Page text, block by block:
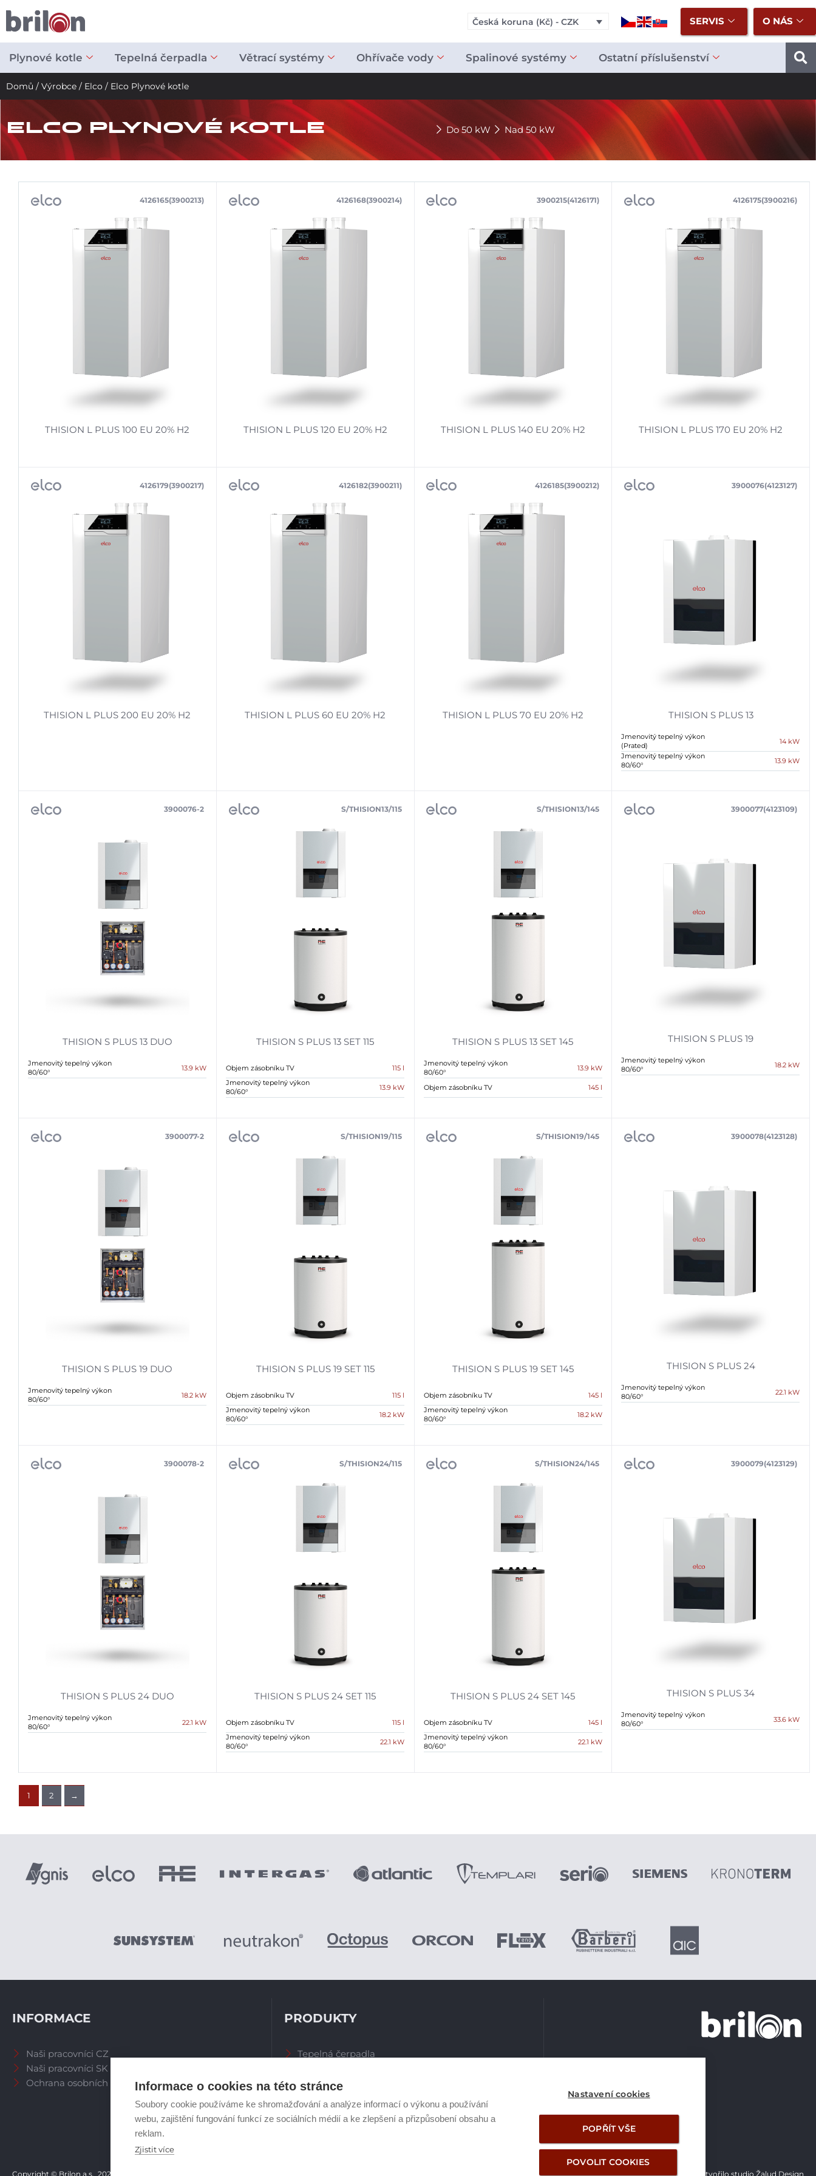
Informace o cookies na této stránce
Soubory cookie používáme ke shromažďování a analýze informací o výkonu a používání
webu, zajištění fungování funkcí ze sociálních médií a ke zlepšení a přizpůsobení obsahu a
reklam.
Zjistit více
Nastavení cookies
POPŘÍT VŠE
POVOLIT COOKIES
obsah
Česká koruna (Kč) - CZK SERVIS O NÁS
Plynové kotle Tepelná čerpadla Větrací systémy Ohřívače vody Spalinové systémy Ostatní příslušenství
Domů / Výrobce / Elco / Elco Plynové kotle
ELCO PLYNOVÉ KOTLE Do 50 kW Nad 50 kW
THISION L PLUS 100 EU 20% H2
4126165(3900213)
THISION L PLUS 120 EU 20% H2
4126168(3900214)
THISION L PLUS 140 EU 20% H2
3900215(4126171)
THISION L PLUS 170 EU 20% H2
4126175(3900216)
THISION L PLUS 200 EU 20% H2
4126179(3900217)
THISION L PLUS 60 EU 20% H2
4126182(3900211)
THISION L PLUS 70 EU 20% H2
4126185(3900212)
THISION S PLUS 13
3900076(4123127)
Jmenovitý tepelný výkon
(Prated)
14 kW
Jmenovitý tepelný výkon
80/60°
13.9 kW
THISION S PLUS 13 DUO
3900076-2
Jmenovitý tepelný výkon
80/60°
13.9 kW
THISION S PLUS 13 SET 115
S/THISION13/115
Objem zásobníku TV
115 l
Jmenovitý tepelný výkon
80/60°
13.9 kW
THISION S PLUS 13 SET 145
S/THISION13/145
Jmenovitý tepelný výkon
80/60°
13.9 kW
Objem zásobníku TV 145 l
THISION S PLUS 19
3900077(4123109)
Jmenovitý tepelný výkon
80/60°
18.2 kW
THISION S PLUS 19 DUO
3900077-2
Jmenovitý tepelný výkon
80/60°
18.2 kW
THISION S PLUS 19 SET 115
S/THISION19/115
Objem zásobníku TV
115 l
Jmenovitý tepelný výkon
80/60°
18.2 kW
THISION S PLUS 19 SET 145
S/THISION19/145
Objem zásobníku TV
145 l
Jmenovitý tepelný výkon
80/60°
18.2 kW
THISION S PLUS 24
3900078(4123128)
Jmenovitý tepelný výkon
80/60°
22.1 kW
THISION S PLUS 24 DUO
3900078-2
Jmenovitý tepelný výkon
80/60°
22.1 kW
THISION S PLUS 24 SET 115
S/THISION24/115
Objem zásobníku TV
115 l
Jmenovitý tepelný výkon
80/60°
22.1 kW
THISION S PLUS 24 SET 145
S/THISION24/145
Objem zásobníku TV
145 l
Jmenovitý tepelný výkon
80/60°
22.1 kW
THISION S PLUS 34
3900079(4123129)
Jmenovitý tepelný výkon
80/60°
33.6 kW
1 2 →
INFORMACE
Naši pracovníci CZ
Naši pracovníci SK
Ochrana osobních údajů
PRODUKTY
Tepelná čerpadla
Zásobníky TV
Plynové kotle
Ostatní příslušenství
Copyright © Brilon a.s. 2026 Vytvořilo studio Žalud Design